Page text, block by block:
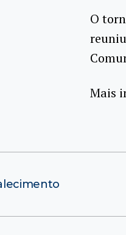
O
Mais